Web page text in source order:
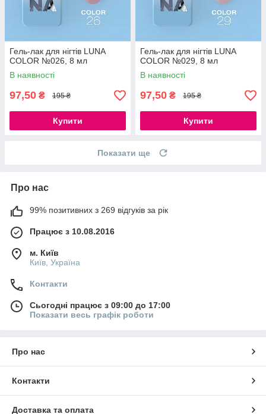
Гель-лак для нігтів LUNA
COLOR №026, 8 мл
В наявності
97,50 ₴ 195 ₴
Купити
Гель-лак для нігтів LUNA
COLOR №029, 8 мл
В наявності
97,50 ₴ 195 ₴
Купити
Показати ще
Про нас
99% позитивних з 269 відгуків за рік
Працює з 10.08.2016
м. Київ
Київ, Україна
Контакти
Сьогодні працює з 09:00 до 17:00
Показати весь графік роботи
Про нас
Контакти
Доставка та оплата